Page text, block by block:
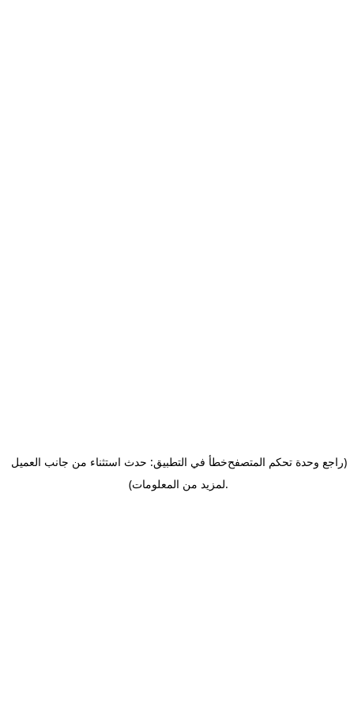
خطأ في التطبيق: حدث استثناء من جانب العميل(راجع وحدة تحكم المتصفح
لمزيد من المعلومات).